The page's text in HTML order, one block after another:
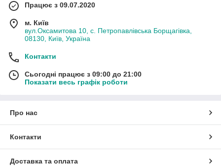
Працює з 09.07.2020
м. Київ
вул.Оксамитова 10, с. Петропавлівська Борщагівка,
08130, Київ, Україна
Контакти
Сьогодні працює з 09:00 до 21:00
Показати весь графік роботи
Про нас
Контакти
Доставка та оплата